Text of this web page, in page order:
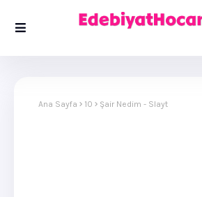
Ana Sayfa 10 Şair Nedim - Slayt